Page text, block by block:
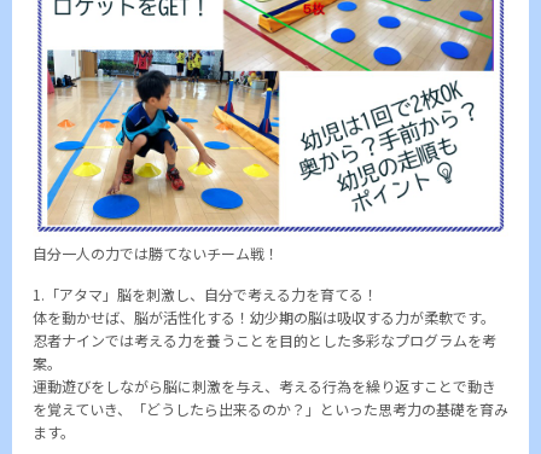
自分一人の力では勝てないチーム戦！
1.「アタマ」脳を刺激し、自分で考える力を育てる！
体を動かせば、脳が活性化する！幼少期の脳は吸収する力が柔軟です。
忍者ナインでは考える力を養うことを目的とした多彩なプログラムを考
案。
運動遊びをしながら脳に刺激を与え、考える行為を繰り返すことで動き
を覚えていき、「どうしたら出来るのか？」といった思考力の基礎を育み
ます。